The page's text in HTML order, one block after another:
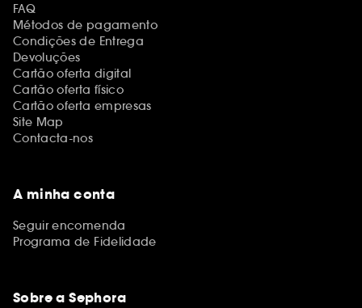
FAQ
Métodos de pagamento
Condições de Entrega
Devoluções
Cartão oferta digital
Cartão oferta físico
Cartão oferta empresas
Site Map
Contacta-nos
A minha conta
Seguir encomenda
Programa de Fidelidade
Sobre a Sephora